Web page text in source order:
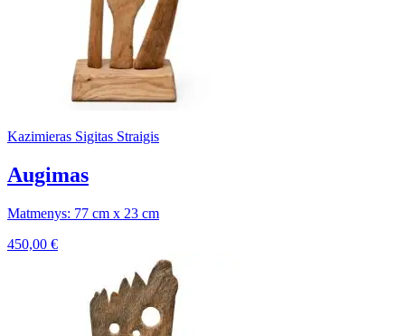
Kazimieras Sigitas Straigis
Augimas
Matmenys: 77 cm x 23 cm
450,00 €